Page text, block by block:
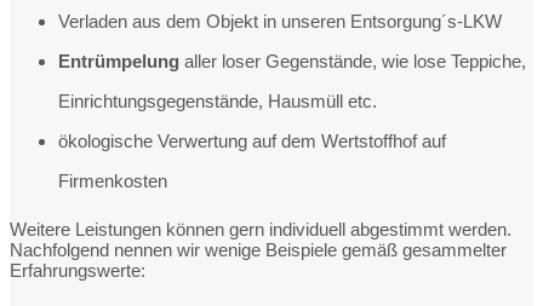
Verladen aus dem Objekt in unseren Entsorgung´s-LKW
Entrümpelung aller loser Gegenstände, wie lose Teppiche,
Einrichtungsgegenstände, Hausmüll etc.
ökologische Verwertung auf dem Wertstoffhof auf
Firmenkosten
Weitere Leistungen können gern individuell abgestimmt werden.
Nachfolgend nennen wir wenige Beispiele gemäß gesammelter
Erfahrungswerte: